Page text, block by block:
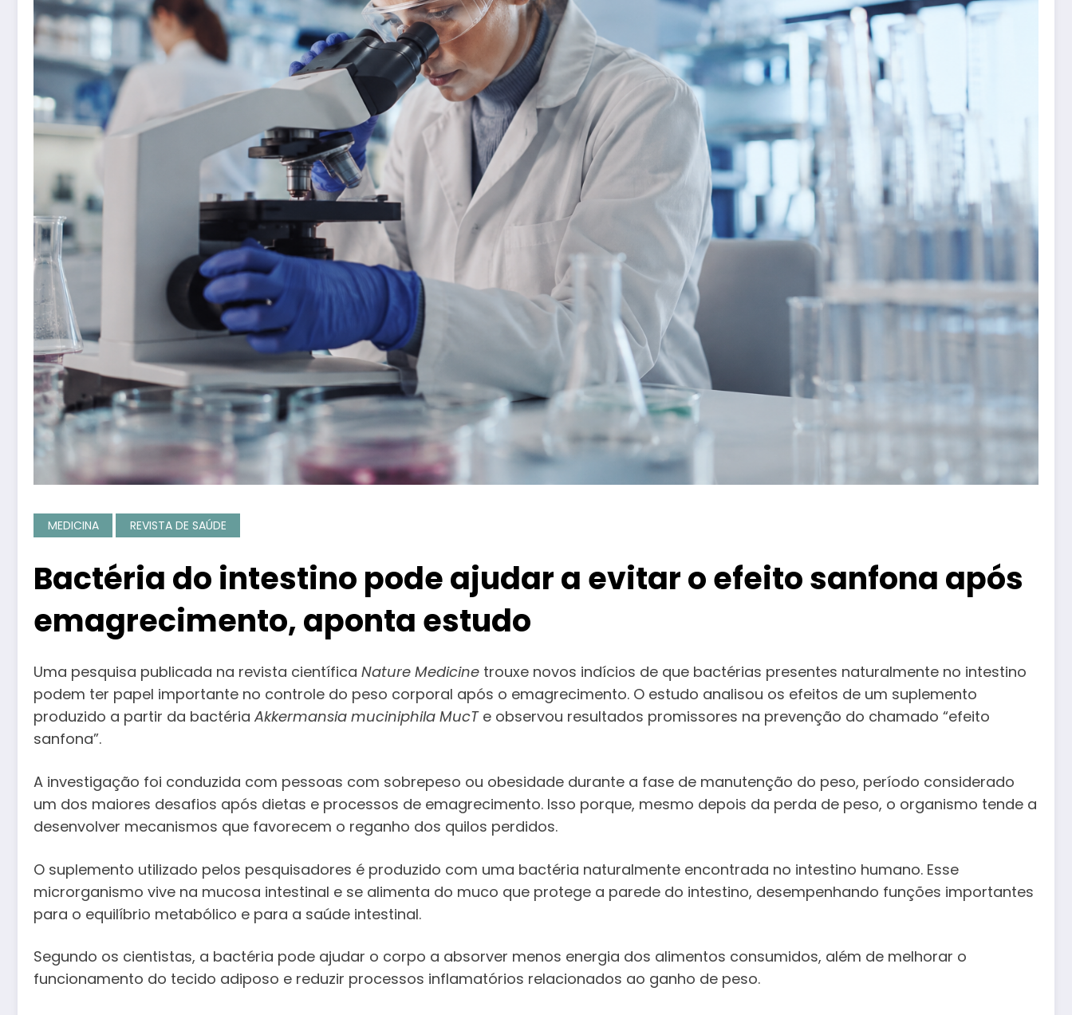
MEDICINA REVISTA DE SAÚDE
Bactéria do intestino pode ajudar a evitar o efeito sanfona após
emagrecimento, aponta estudo
Uma pesquisa publicada na revista científica Nature Medicine trouxe novos indícios de que bactérias presentes naturalmente no intestino
podem ter papel importante no controle do peso corporal após o emagrecimento. O estudo analisou os efeitos de um suplemento
produzido a partir da bactéria Akkermansia muciniphila MucTe observou resultados promissores na prevenção do chamado “efeito
sanfona”.
A investigação foi conduzida com pessoas com sobrepeso ou obesidade durante a fase de manutenção do peso, período considerado
um dos maiores desafios após dietas e processos de emagrecimento. Isso porque, mesmo depois da perda de peso, o organismo tende a
desenvolver mecanismos que favorecem o reganho dos quilos perdidos.
O suplemento utilizado pelos pesquisadores é produzido com uma bactéria naturalmente encontrada no intestino humano. Esse
microrganismo vive na mucosa intestinal e se alimenta do muco que protege a parede do intestino, desempenhando funções importantes
para o equilíbrio metabólico e para a saúde intestinal.
Segundo os cientistas, a bactéria pode ajudar o corpo a absorver menos energia dos alimentos consumidos, além de melhorar o
funcionamento do tecido adiposo e reduzir processos inflamatórios relacionados ao ganho de peso.